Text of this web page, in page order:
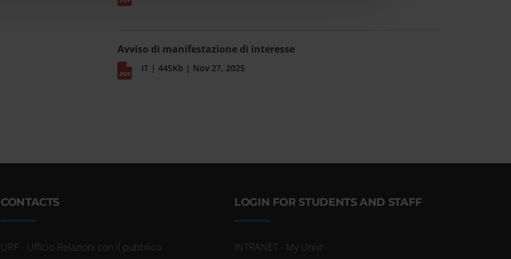
Avviso di manifestazione di interesse
IT | 445Kb | Nov 27, 2025
CONTACTS
URP - Ufficio Relazioni con il pubblico
LOGIN FOR STUDENTS AND STAFF
INTRANET - My Univr